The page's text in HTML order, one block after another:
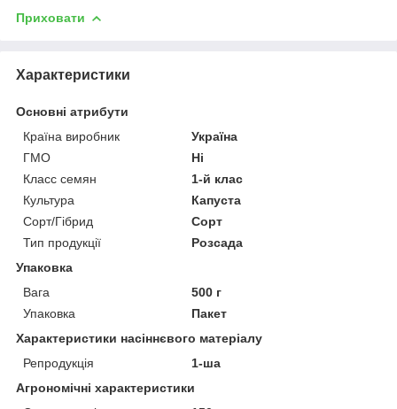
Приховати
Характеристики
Основні атрибути
Країна виробник
Україна
ГМО
Ні
Класс семян
1-й клас
Культура
Капуста
Сорт/Гібрид
Сорт
Тип продукції
Розсада
Упаковка
Вага
500 г
Упаковка
Пакет
Характеристики насіннєвого матеріалу
Репродукція
1-ша
Агрономічні характеристики